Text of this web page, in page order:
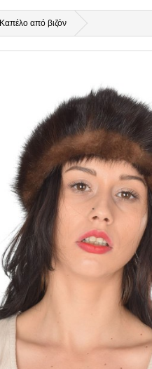
Καπέλο από βιζόν